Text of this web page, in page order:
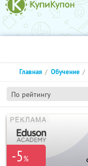
По рейтингу
Главная Обучение
-5%